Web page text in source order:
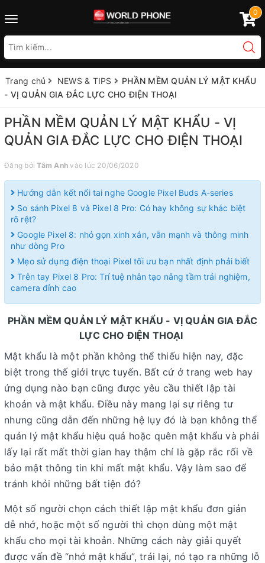
Toggle
0
Trang chủ NEWS & TIPS
PHẦN MỀM QUẢN LÝ MẬT KHẨU
- VỊ QUẢN GIA ĐẮC LỰC CHO ĐIỆN THOẠI
PHẦN MỀM QUẢN LÝ MẬT KHẨU - VỊ
QUẢN GIA ĐẮC LỰC CHO ĐIỆN THOẠI
Đăng bởiTâm Anh vào lúc 20/06/2020
Hướng dẫn kết nối tai nghe Google Pixel Buds A-series
So sánh Pixel 8 và Pixel 8 Pro: Có hay không sự khác biệt
rõ rệt?
Google Pixel 8: nhỏ gọn xinh xắn, vẫn mạnh và thông minh
như dòng Pro
Mẹo sử dụng điện thoại Pixel tối ưu bạn nhất định phải biết
Trên tay Pixel 8 Pro: Trí tuệ nhân tạo nâng tầm trải nghiệm,
camera đỉnh cao
PHẦN MỀM QUẢN LÝ MẬT KHẨU - VỊ QUẢN GIA ĐẮC
LỰC CHO ĐIỆN THOẠI
Mật khẩu là một phần không thể thiếu hiện nay, đặc
biệt trong thế giới trực tuyến. Bất cứ ở trang web hay
ứng dụng nào bạn cũng được yêu cầu thiết lập tài
khoản và mật khẩu. Điều này mang lại sự riêng tư
nhưng cũng dẫn đến những hệ lụy đó là bạn không thể
quản lý mật khẩu hiệu quả hoặc quên mật khẩu và phải
lấy lại rất mất thời gian hay thậm chí là gặp rắc rối về
bảo mật thông tin khi mất mật khẩu. Vậy làm sao để
tránh khỏi những bất tiện đó?
Một số người chọn cách thiết lập mật khẩu đơn giản
dễ nhớ, hoặc một số người thì chọn dùng một mật
khẩu cho mọi tài khoản. Những cách này giải quyết
được vấn đề “nhớ mật khẩu”, trái lại, nó tạo ra những lỗ